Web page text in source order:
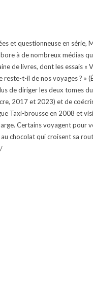
et questionneuse en série,
à de nombreux médias
de livres, dont les essais «
reste-t-il de nos voyages ? »
de diriger les deux tomes
2017 et 2023) et de
Taxi-brousse en 2008 et
Certains voyagent pour
chocolat qui croisent sa